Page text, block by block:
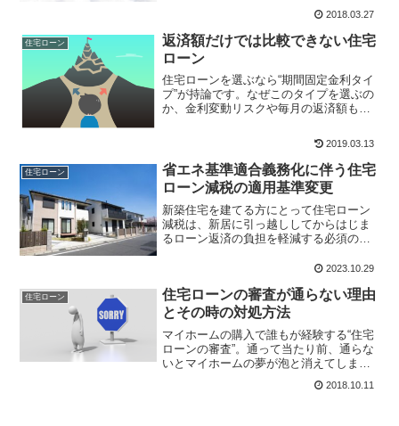
定金利型・変動金利型と大きく２つの種
類があり、固定期間特定型といわれる、
変動金利と固定金利のあい...
2018.03.27
住宅ローン
返済額だけでは比較できない住宅
ローン
住宅ローンを選ぶなら“期間固定金利タイ
プ”が持論です。なぜこのタイプを選ぶの
か、金利変動リスクや毎月の返済額も大
率に注目した金利タイプの選び方を解説
しています。ご自分の金利タイプを選ぶ
とき、お客様に金利タイプを選ぶアドバ
イスをするときの参考にどうぞ。
2019.03.13
住宅ローン
省エネ基準適合義務化に伴う住宅
ローン減税の適用基準変更
新築住宅を建てる方にとって住宅ローン
減税は、新居に引っ越ししてからはじま
るローン返済の負担を軽減する必須の制
は、住宅ローン減税を受けられる住宅の
受けるには「省エネ基準...
2023.10.29
住宅ローン
住宅ローンの審査が通らない理由
とその時の対処方法
マイホームの購入で誰もが経験する“住宅
ローンの審査”。通って当たり前、通らな
いとマイホームの夢が泡と消えてしまう
や不安でいっぱいということもありま
2018.10.11